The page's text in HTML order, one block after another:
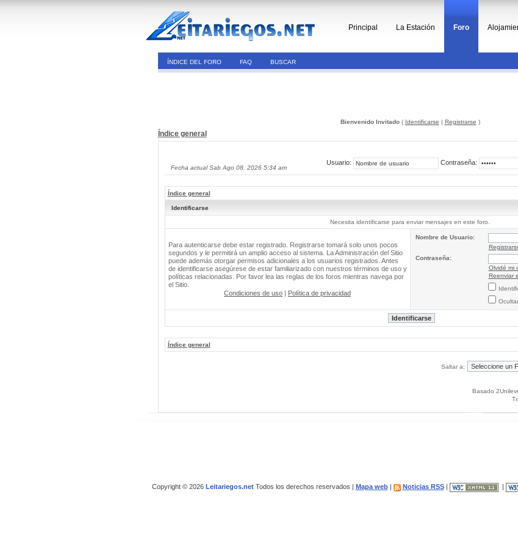
Principal La Estación Foro
ÍNDICE DEL FORO FAQ BUSCAR
Bienvenido Invitado( Identificarse | Registrarse )
Índice general
Fecha actual Sab Ago 08, 2026 5:34 am
Usuario: Contraseña:
Índice general
Identificarse
Necesita identificarse para enviar mensajes en este foro.
Para autenticarse debe estar registrado. Registrarse tomará solo unos pocos
segundos y le permitirá un amplio acceso al sistema. La Administración del Sitio
puede además otorgar permisos adicionales a los usuarios registrados. Antes
de identificarse asegúrese de estar familiarizado con nuestros términos de uso y
políticas relacionadas. Por favor lea las reglas de los foros mientras navega por
el Sitio.
Condiciones de uso | Política de privacidad
Nombre de Usuario:
Contraseña:
Olvidé mi
Reenviar
Índice general
Saltar a:
Basado
Copyright © 2026 Leitariegos.netTodos los derechos reservados | Mapa web| Noticias RSS|